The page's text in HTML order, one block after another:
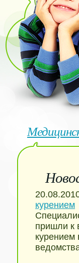
курением
пришли к
курением